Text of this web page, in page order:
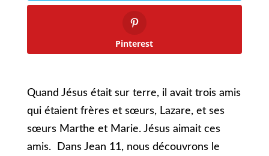
Pinterest
Quand Jésus était sur terre, il avait trois amis
qui étaient frères et sœurs, Lazare, et ses
sœurs Marthe et Marie. Jésus aimait ces
amis. Dans Jean 11, nous découvrons le